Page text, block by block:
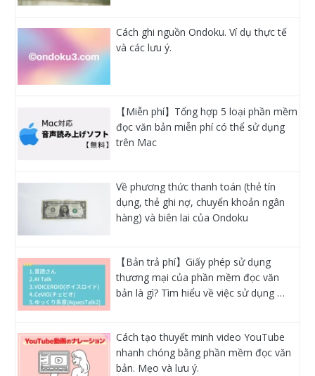
Cách ghi nguồn Ondoku. Ví dụ thực tế
và các lưu ý.
【Miễn phí】Tổng hợp 5 loại phần mềm
đọc văn bản miễn phí có thể sử dụng
trên Mac
Về phương thức thanh toán (thẻ tín
dụng, thẻ ghi nợ, chuyển khoản ngân
hàng) và biên lai của Ondoku
【Bản trả phí】Giấy phép sử dụng
thương mại của phần mềm đọc văn
bản là gì? Tìm hiểu về việc sử dụng …
Cách tạo thuyết minh video YouTube
nhanh chóng bằng phần mềm đọc văn
bản. Mẹo và lưu ý.